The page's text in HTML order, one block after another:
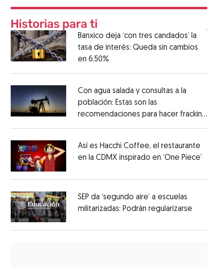
Banxico deja ‘con tres candados’ la
tasa de interés: Queda sin cambios
en 6.50%
Con agua salada y consultas a la
población: Estas son las
recomendaciones para hacer fracking
en México
Así es Hacchi Coffee, el restaurante
en la CDMX inspirado en ‘One Piece’
SEP da ‘segundo aire’ a escuelas
militarizadas: Podrán regularizarse